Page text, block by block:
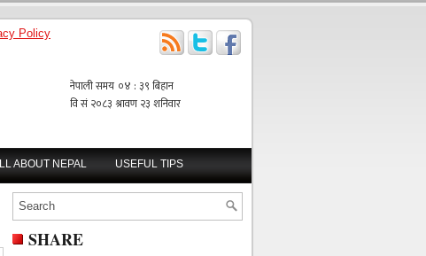
Policy
ABOUT NEPAL USEFUL TIPS
SHARE